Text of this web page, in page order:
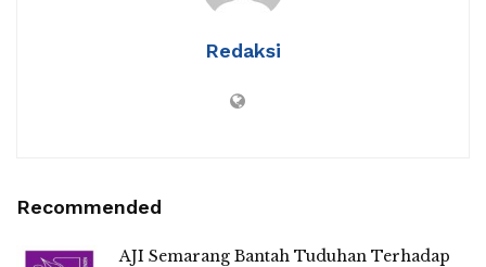
Redaksi
Recommended
AJI Semarang Bantah Tuduhan Terhadap